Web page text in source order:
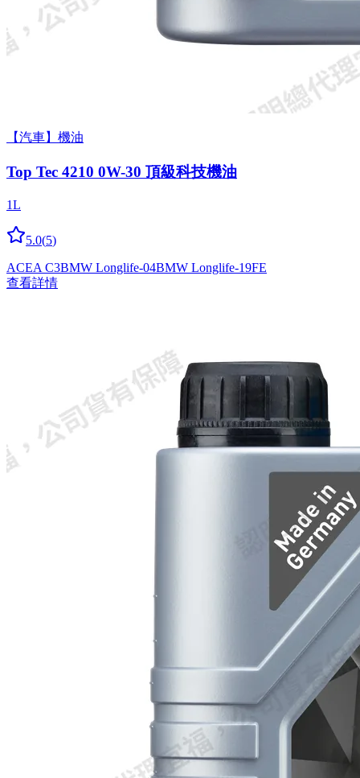
【汽車】機油
Top Tec 4210 0W-30 頂級科技機油
1L
5.0(5)
ACEA C3BMW Longlife-04BMW Longlife-19FE
查看詳情